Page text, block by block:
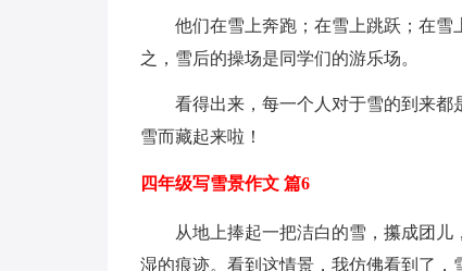
他们在雪上奔跑；在雪上跳跃；在
之，雪后的操场是同学们的游乐场。
看得出来，每一个人对于雪的到来
雪而藏起来啦！
四年级写雪景作文 篇6
从地上捧起一把洁白的雪，攥成团
湿的痕迹。看到这情景，我仿佛看到了，